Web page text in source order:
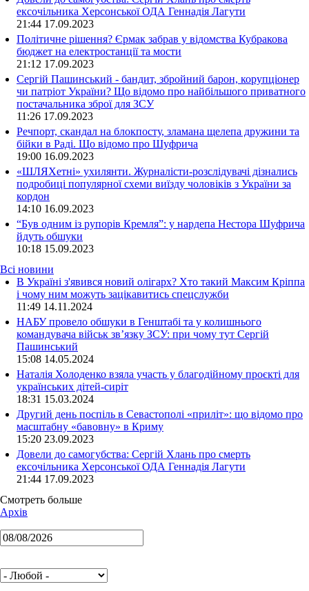
ексочільника Херсонської ОДА Геннадія Лагути
21:44 17.09.2023
Політичне рішення? Єрмак забрав у відомства Кубракова
бюджет на електростанції та мости
21:12 17.09.2023
Сергій Пашинський - бандит, збройний барон, корупціонер
чи патріот України? Що відомо про найбільшого приватного
постачальника зброї для ЗСУ
11:26 17.09.2023
Речпорт, скандал на блокпосту, зламана щелепа дружини та
бійки в Раді. Що відомо про Шуфрича
19:00 16.09.2023
«ШЛЯХетні» ухилянти. Журналісти-розслідувачі дізнались
подробиці популярної схеми виїзду чоловіків з України за
кордон
14:10 16.09.2023
“Був одним із рупорів Кремля”: у нардепа Нестора Шуфрича
йдуть обшуки
10:18 15.09.2023
Всі новини
В Україні з'явився новий олігарх? Хто такий Максим Кріппа
і чому ним можуть зацікавитись спецслужби
11:49 14.11.2024
НАБУ провело обшуки в Генштабі та у колишнього
командувача військ зв’язку ЗСУ: при чому тут Сергій
Пашинський
15:08 14.05.2024
Наталія Холоденко взяла участь у благодійному проєкті для
українських дітей-сиріт
18:31 15.03.2024
Другий день поспіль в Севастополі «приліт»: що відомо про
масштабну «бавовну» в Криму
15:20 23.09.2023
Довели до самогубства: Сергій Хлань про смерть
ексочільника Херсонської ОДА Геннадія Лагути
21:44 17.09.2023
Смотреть больше
Архів